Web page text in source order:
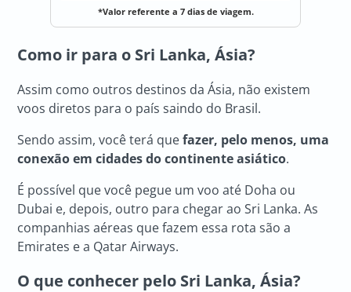
*Valor referente a 7 dias de viagem.
Como ir para o Sri Lanka, Ásia?
Assim como outros destinos da Ásia, não existem
voos diretos para o país saindo do Brasil.
Sendo assim, você terá quefazer, pelo menos, uma
conexão em cidades do continente asiático.
É possível que você pegue um voo até Doha ou
Dubai e, depois, outro para chegar ao Sri Lanka. As
companhias aéreas que fazem essa rota são a
Emirates e a Qatar Airways.
O que conhecer pelo Sri Lanka, Ásia?